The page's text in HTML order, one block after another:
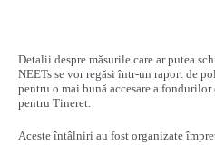
Detalii despre măsurile care ar putea
NEETs se vor regăsi într-un raport de
pentru o mai bună accesare a
pentru Tineret.
Aceste întâlniri au fost organizate